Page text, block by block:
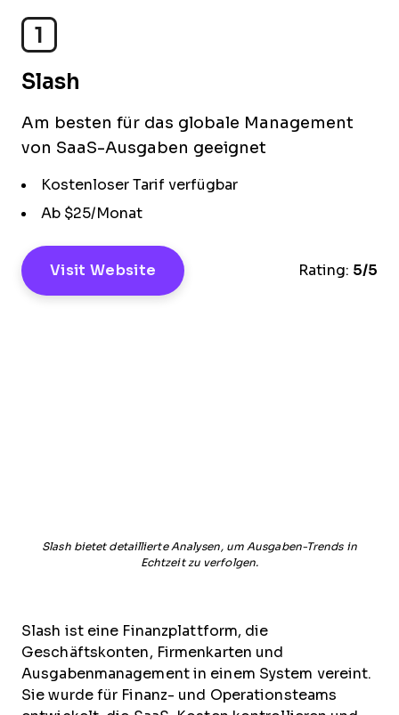
1
Slash
Am besten für das globale Management
von SaaS-Ausgaben geeignet
Kostenloser Tarif verfügbar
Ab $25/Monat
Visit Website Rating: 5/5
Slash bietet detaillierte Analysen, um Ausgaben-Trends in
Echtzeit zu verfolgen.
Slash ist eine Finanzplattform, die
Geschäftskonten, Firmenkarten und
Ausgabenmanagement in einem System vereint.
Sie wurde für Finanz- und Operationsteams